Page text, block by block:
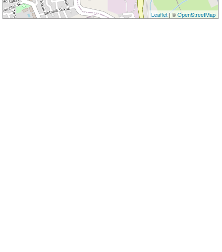
Leaflet| ©OpenStreetMap